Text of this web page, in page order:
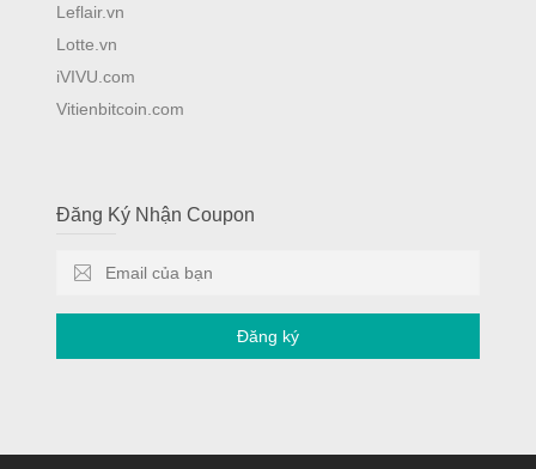
Leflair.vn
Lotte.vn
iVIVU.com
Vitienbitcoin.com
Đăng Ký Nhận Coupon
Đăng ký